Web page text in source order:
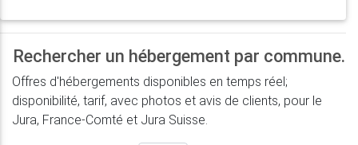
Rechercher un hébergement par commune.
Offres d'hébergements disponibles en temps réel;
disponibilité, tarif, avec photos et avis de clients, pour le
Jura, France-Comté et Jura Suisse.